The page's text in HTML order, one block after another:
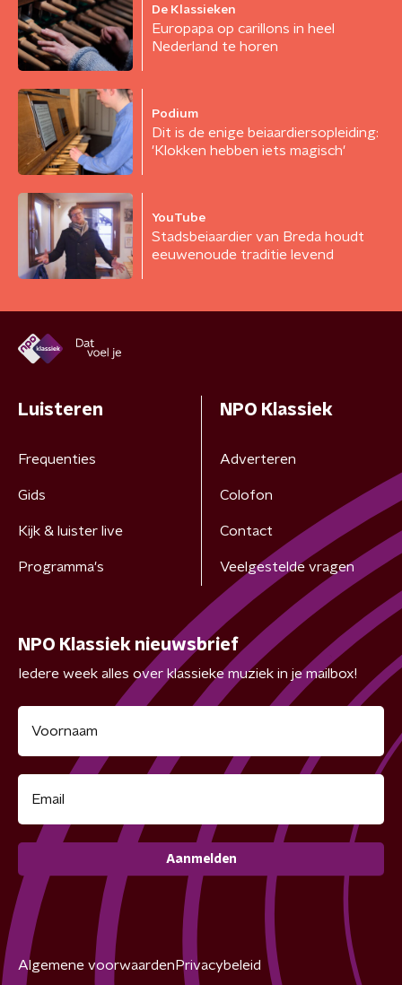
De Klassieken
Europapa op carillons in heel
Nederland te horen
Podium
Dit is de enige beiaardiersopleiding:
'Klokken hebben iets magisch'
YouTube
Stadsbeiaardier van Breda houdt
eeuwenoude traditie levend
Luisteren
Frequenties
Gids
Kijk & luister live
Programma's
NPO Klassiek
Adverteren
Colofon
Contact
Veelgestelde vragen
NPO Klassiek nieuwsbrief
Iedere week alles over klassieke muziek in je mailbox!
Aanmelden
Algemene voorwaarden Privacybeleid